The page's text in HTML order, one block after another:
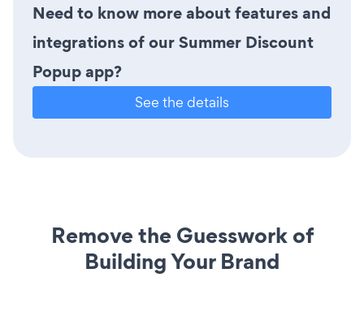
Need to know more about features and
integrations of our Summer Discount
Popup app?
See the details
Remove the Guesswork of
Building Your Brand